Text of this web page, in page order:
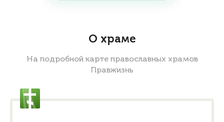
О храме
На подробной карте православных храмов
Правжизнь